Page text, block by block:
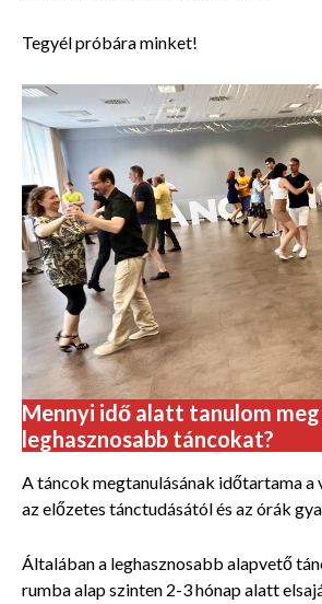
Tegyél próbára minket!
Mennyi idő alatt tanulom meg
leghasznosabb táncokat?
A táncok megtanulásának időtartama
az előzetes tánctudásától és az órák
Általában a leghasznosabb alapvető
rumba alap szinten 2-3 hónap alatt